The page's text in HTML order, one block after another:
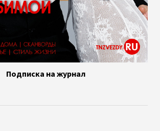
Подписка на журнал